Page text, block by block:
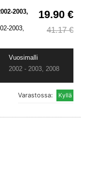
19.90 €
41.17 €
2003,
2003,
Vuosimalli
2002 - 2003, 2008
Varastossa: